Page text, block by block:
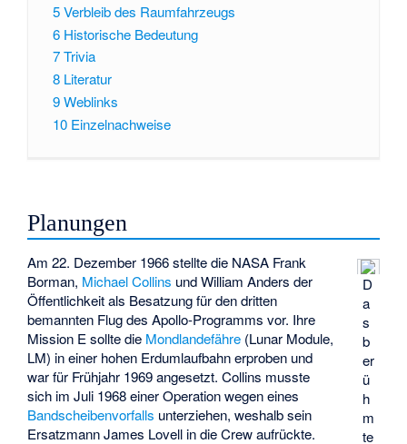
5Verbleib des Raumfahrzeugs
6 Historische Bedeutung
7Trivia
8 Literatur
9Weblinks
10 Einzelnachweise
Planungen
D
a
s
b
er
ü
h
m
te
Am 22. Dezember 1966 stellte die NASA Frank
Borman, Michael Collins und William Anders der
Öffentlichkeit als Besatzung für den dritten
bemannten Flug des Apollo-Programms vor. Ihre
Mission E sollte die Mondlandefähre (Lunar Module,
LM) in einer hohen Erdumlaufbahn erproben und
war für Frühjahr 1969 angesetzt. Collins musste
sich im Juli 1968 einer Operation wegen eines
Bandscheibenvorfalls unterziehen, weshalb sein
Ersatzmann James Lovell in die Crew aufrückte.